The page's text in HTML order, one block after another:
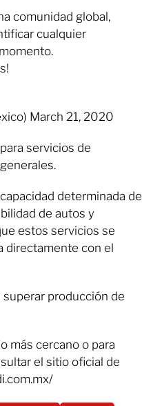
comunidad global,
cualquier
March 21, 2020
servicios de
determinada de
de autos y
estos servicios se
directamente con el
producción de
más cercano o para
el sitio oficial de